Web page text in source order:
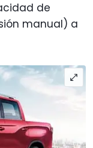
de
manual) a